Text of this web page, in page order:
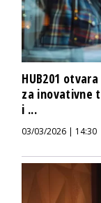
HUB201
za inovativne
i ...
03/03/2026 | 14:30